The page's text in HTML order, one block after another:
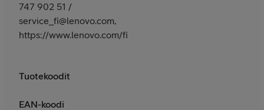
747 902 51 /
service_fi@lenovo.com,
https://www.lenovo.com/fi/fi/services
Tuotekoodit
EAN-koodi